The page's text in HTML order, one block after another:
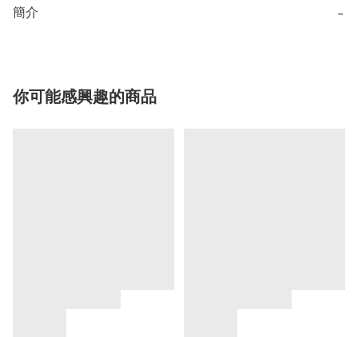
簡介 −
你可能感興趣的商品